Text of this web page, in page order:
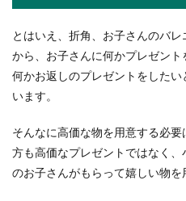
とはいえ、折角、お子さんのバ
から、お子さんに何かプレゼント
何かお返しのプレゼントをした
います。
そんなに高価な物を用意する必
方も高価なプレゼントではなく
のお子さんがもらって嬉しい物を